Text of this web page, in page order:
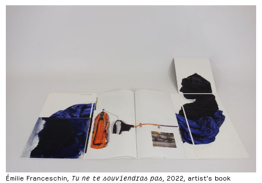
Émilie Franceschin, Tu ne te souviendras pas, 2022, artist’s book